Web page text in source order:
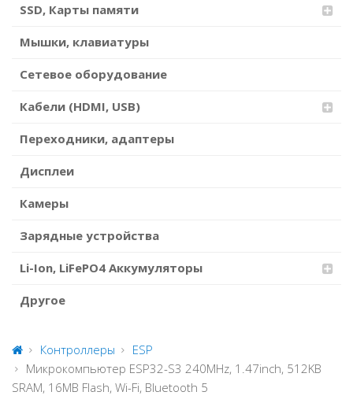
SSD, Карты памяти
Мышки, клавиатуры
Сетевое оборудование
Кабели (HDMI, USB)
Переходники, адаптеры
Дисплеи
Камеры
Зарядные устройства
Li-Ion, LiFePO4 Аккумуляторы
Другое
Контроллеры
ESP
Микрокомпьютер ESP32-S3 240MHz, 1.47inch, 512KB
SRAM, 16MB Flash, Wi-Fi, Bluetooth 5